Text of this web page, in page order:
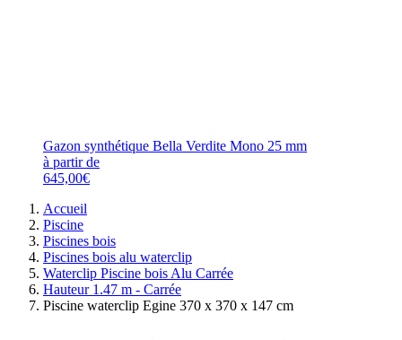
Gazon synthétique Bella Verdite Mono 25 mm
à partir de
645,00€
Accueil
Piscine
Piscines bois
Piscines bois alu waterclip
Waterclip Piscine bois Alu Carrée
Hauteur 1.47 m - Carrée
Piscine waterclip Egine 370 x 370 x 147 cm